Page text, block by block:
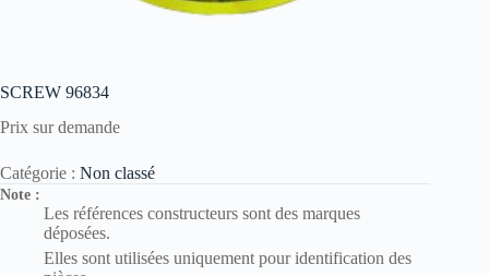
SCREW 96834
Prix sur demande
Catégorie : Non classé
Note :
Les références constructeurs sont des marques
déposées.
Elles sont utilisées uniquement pour identification des